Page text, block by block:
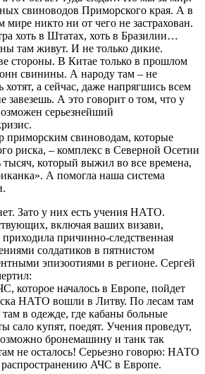
свиноводов Приморского края. А в
никто ни от чего не застрахован.
хоть в Штатах, хоть в Бразилии…
там живут. И не только дикие.
стороны. В Китае только в прошлом
свинины. А народу там – не
хотят, а сейчас, даже напрягшись всем
завезешь. А это говорит о том, что у
серьезнейший
приморским свиноводам, которые
риска, – комплекс в Северной Осетии
тысяч, который выжил во все времена,
А помогла наша система
Зато у них есть учения НАТО.
включая ваших визави,
приходила причинно-следственная
солдатиков в пятнистом
эпизоотиями в регионе. Сергей
которое началось в Европе, пойдет
НАТО вошли в Литву. По лесам там
там в одежде, где кабаны больные
сало купят, поедят. Учения проведут,
бронемашину и танк так
не осталось! Серьезно говорю: НАТО
распространению АЧС в Европе.